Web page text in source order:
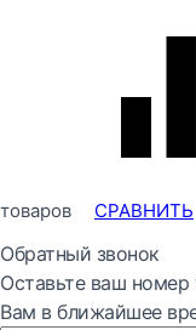
товаров
СРАВНИТЬ
Обратный звонок
Оставьте ваш
Вам в ближайшее